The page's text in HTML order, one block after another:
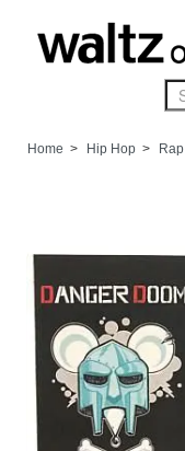
Home > Hip Hop > Rap